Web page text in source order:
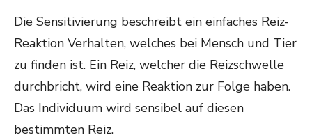
Die Sensitivierung beschreibt ein einfaches Reiz-
Reaktion Verhalten, welches bei Mensch und Tier
zu finden ist. Ein Reiz, welcher die Reizschwelle
durchbricht, wird eine Reaktion zur Folge haben.
Das Individuum wird sensibel auf diesen
bestimmten Reiz.